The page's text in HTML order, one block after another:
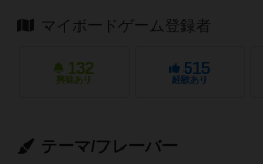
マイボードゲーム登録者
132
興味あり
515
経験あり
テーマ/フレーバー